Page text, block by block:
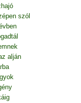
szól
alján